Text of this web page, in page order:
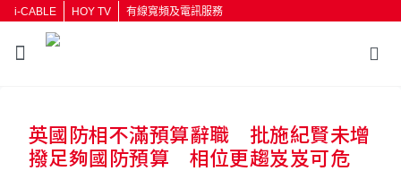
i-CABLE HOY TV 有線寬頻及電訊服務
按輸入鍵開始搜尋
英國防相不滿預算辭職 批施紀賢未增
撥足夠國防預算 相位更趨岌岌可危